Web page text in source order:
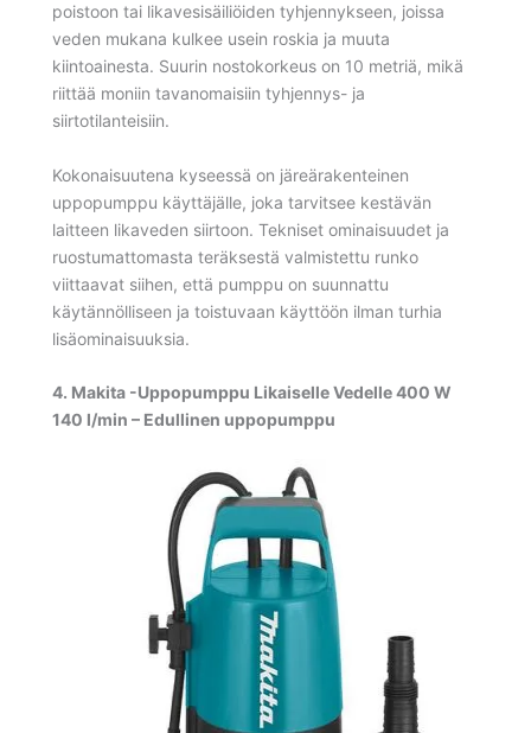
poistoon tai likavesisäiliöiden tyhjennykseen, joissa
veden mukana kulkee usein roskia ja muuta
kiintoainesta. Suurin nostokorkeus on 10 metriä, mikä
riittää moniin tavanomaisiin tyhjennys- ja
siirtotilanteisiin.
Kokonaisuutena kyseessä on järeärakenteinen
uppopumppu käyttäjälle, joka tarvitsee kestävän
laitteen likaveden siirtoon. Tekniset ominaisuudet ja
ruostumattomasta teräksestä valmistettu runko
viittaavat siihen, että pumppu on suunnattu
käytännölliseen ja toistuvaan käyttöön ilman turhia
lisäominaisuuksia.
4. Makita -Uppopumppu Likaiselle Vedelle 400 W
140 l/min – Edullinen uppopumppu